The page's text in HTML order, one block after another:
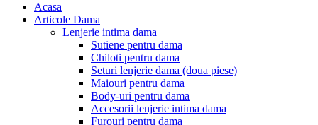
Acasa
Articole Dama
Lenjerie intima dama
Sutiene pentru dama
Chiloti pentru dama
Seturi lenjerie dama (doua piese)
Maiouri pentru dama
Body-uri pentru dama
Accesorii lenjerie intima dama
Furouri pentru dama